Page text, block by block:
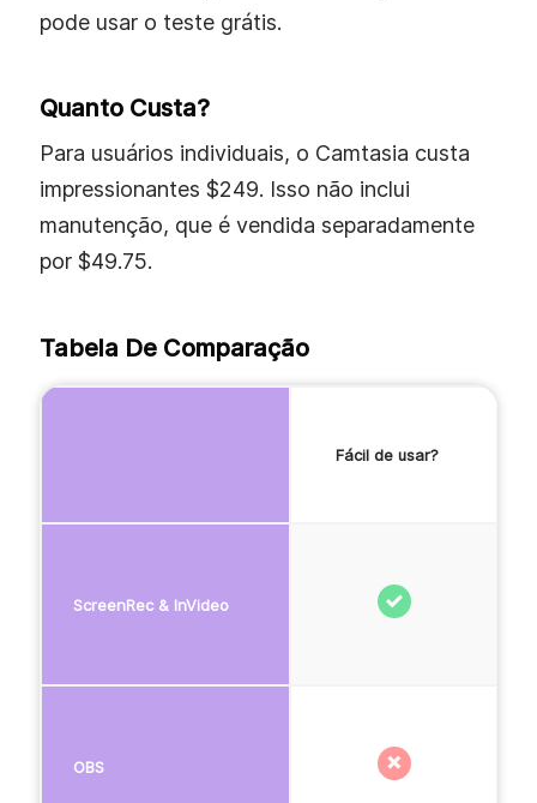
pode usar o teste grátis.
Quanto Custa?
Para usuários individuais, o Camtasia custa
impressionantes $249. Isso não inclui
manutenção, que é vendida separadamente
por $49.75.
Tabela De Comparação
Fácil de usar?
ScreenRec & InVideo
OBS